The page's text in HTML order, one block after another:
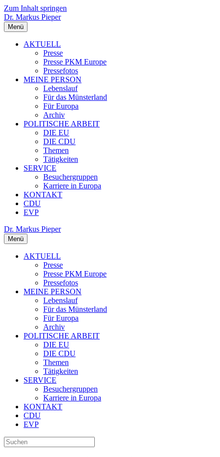
Zum Inhalt springen
Dr. Markus Pieper
Menü
AKTUELL
Presse
Presse PKM Europe
Pressefotos
MEINE PERSON
Lebenslauf
Für das Münsterland
Für Europa
Archiv
POLITISCHE ARBEIT
DIE EU
DIE CDU
Themen
Tätigkeiten
SERVICE
Besuchergruppen
Karriere in Europa
KONTAKT
CDU
EVP
Dr. Markus Pieper
Menü
AKTUELL
Presse
Presse PKM Europe
Pressefotos
MEINE PERSON
Lebenslauf
Für das Münsterland
Für Europa
Archiv
POLITISCHE ARBEIT
DIE EU
DIE CDU
Themen
Tätigkeiten
SERVICE
Besuchergruppen
Karriere in Europa
KONTAKT
CDU
EVP